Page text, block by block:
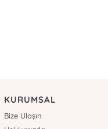
KURUMSAL
Bize Ulaşın